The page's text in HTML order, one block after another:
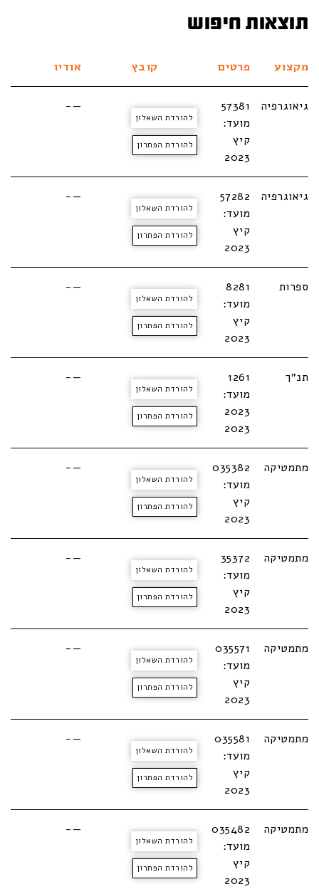
תוצאות חיפוש
מקצוע פרטים קובץ אודיו
גיאוגרפיה
57381
מועד:
קיץ
2023
להורדת השאלון
להורדת הפתרון
—-
גיאוגרפיה
57282
מועד:
קיץ
2023
להורדת השאלון
להורדת הפתרון
—-
ספרות
8281
מועד:
קיץ
2023
להורדת השאלון
להורדת הפתרון
—-
תנ״ך
1261
מועד:
2023
2023
להורדת השאלון
להורדת הפתרון
—-
מתמטיקה
035382
מועד:
קיץ
2023
להורדת השאלון
להורדת הפתרון
—-
מתמטיקה
35372
מועד:
קיץ
2023
להורדת השאלון
להורדת הפתרון
—-
מתמטיקה
035571
מועד:
קיץ
2023
להורדת השאלון
להורדת הפתרון
—-
מתמטיקה
035581
מועד:
קיץ
2023
להורדת השאלון
להורדת הפתרון
—-
מתמטיקה
035482
מועד:
קיץ
2023
להורדת השאלון
להורדת הפתרון
—-